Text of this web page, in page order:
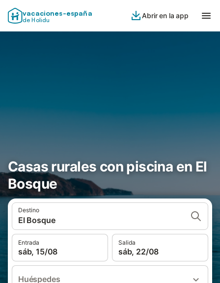
vacaciones-españa
de Holidu
Abrir en la app
Casas rurales con piscina en El
Bosque
Destino
El Bosque
Entrada
sáb, 15/08
Salida
sáb, 22/08
Huéspedes